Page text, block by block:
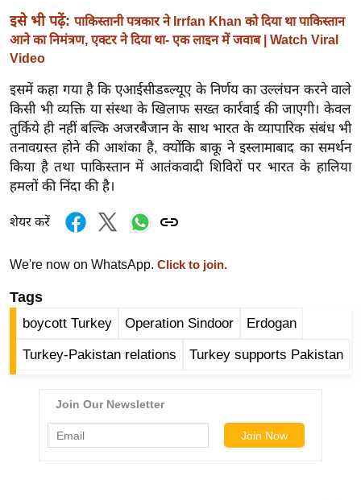
ज
ब्री
फ
म
नो
रं
ज
न
ज
ग
बॉ
वु
ड
हॉ
इसे भी पढ़ें: पाकिस्तानी पत्रकार ने Irrfan Khan को दिया था पाकिस्तान
आने का निमंत्रण, एक्टर ने दिया था- एक लाइन में जवाब | Watch Viral
Video
इसमें कहा गया है कि एआईसीडब्ल्यूए के निर्णय का उल्लंघन करने वाले
किसी भी व्यक्ति या संस्था के खिलाफ सख्त कार्रवाई की जाएगी। केवल
तुर्किये ही नहीं बल्कि अजरबैजान के साथ भारत के व्यापारिक संबंध भी
तनावग्रस्त होने की आशंका है, क्योंकि बाकू ने इस्लामाबाद का समर्थन
किया है तथा पाकिस्तान में आतंकवादी शिविरों पर भारत के हालिया
हमलों की निंदा की है।
शेयर करें
We're now on WhatsApp. Click to join.
Tags
boycott Turkey Operation Sindoor Erdogan
Turkey-Pakistan relations Turkey supports Pakistan